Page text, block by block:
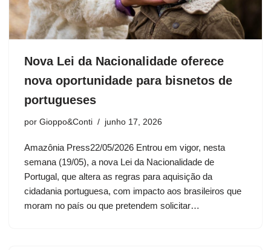
Nova Lei da Nacionalidade oferece
nova oportunidade para bisnetos de
portugueses
por Gioppo&Conti junho 17, 2026
Amazônia Press22/05/2026 Entrou em vigor, nesta
semana (19/05), a nova Lei da Nacionalidade de
Portugal, que altera as regras para aquisição da
cidadania portuguesa, com impacto aos brasileiros que
moram no país ou que pretendem solicitar…